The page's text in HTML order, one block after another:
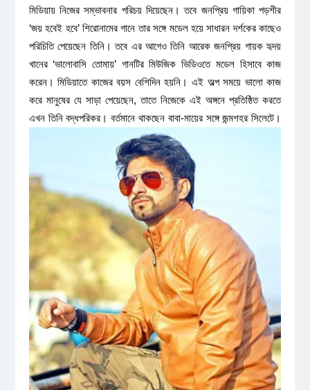
মিডিয়ায় নিজের সম্ভাবনার পরিচয় দিয়েছেন। তবে জনপ্রিয় গায়িকা পড়শীর
‘জয় হবেই হবে’ শিরোনামের গানে তার সঙ্গে মডেল হয়ে সাধারন দর্শকের কাছেও
পরিচিতি পেয়েছেন তিনি। তবে এর আগেও তিনি আরেক জনপ্রিয় গায়ক হৃদয়
খানের ‘ভালোবাসি তোমায়’ গানটির মিউজিক ভিডিওতে মডেল হিসাবে কাজ
করেন। মিডিয়াতে কাজের বয়স বেশিদিন হয়নি। এই অল্প সময়ে ভালো কাজ
করে মানুষের যে সাড়া পেয়েছেন, তাতে নিজেকে এই অঙ্গনে প্রতিষ্ঠিত করতে
এখন তিনি বদ্ধপরিকর।বর্তমানে থাকছেন বাবা-মায়ের সঙ্গে জন্মশহর সিলেটে।